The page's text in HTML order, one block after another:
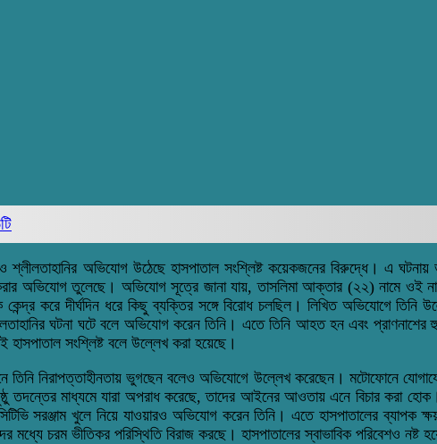
শ্লীলতাহানির অভিযোগ উঠেছে হাসপাতাল সংশ্লিষ্ট কয়েকজনের বিরুদ্ধে। এ ঘটনায়
অভিযোগ তুলেছে। অভিযোগ সূত্রে জানা যায়, তাসলিমা আক্তার (২২) নামে ওই
করে দীর্ঘদিন ধরে কিছু ব্যক্তির সঙ্গে বিরোধ চলছিল। লিখিত অভিযোগে
ঘটনা ঘটে বলে অভিযোগ করেন তিনি। এতে তিনি আহত হন এবং
সংশ্লিষ্ট বলে উল্লেখ করা হয়েছে।
নিরাপত্তাহীনতায় ভুগছেন বলেও অভিযোগে উল্লেখ করেছেন। মটোফোনে
তদন্তের মাধ্যমে যারা অপরাধ করেছে, তাদের আইনের আওতায় এনে বিচার করা
সরঞ্জাম খুলে নিয়ে যাওয়ারও অভিযোগ করেন তিনি। এতে হাসপাতালের ব্যাপক
চরম ভীতিকর পরিস্থিতি বিরাজ করছে। হাসপাতালের স্বাভাবিক পরিবেশও নষ্ট